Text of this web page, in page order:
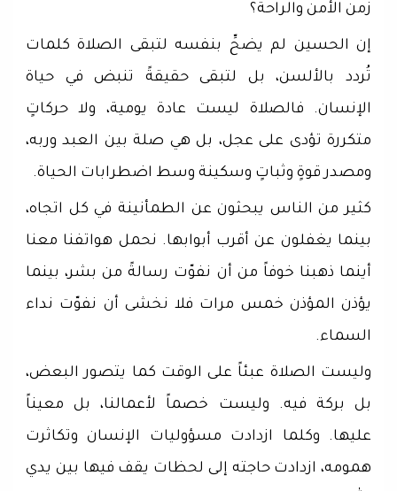
زمن الأمن والراحة؟
إن الحسين لم يضحِّ بنفسه لتبقى الصلاة كلمات
تُردد بالألسن، بل لتبقى حقيقةً تنبض في حياة
الإنسان. فالصلاة ليست عادة يومية، ولا حركاتٍ
متكررة تؤدى على عجل، بل هي صلة بين العبد وربه،
ومصدر قوةٍ وثباتٍ وسكينة وسط اضطرابات الحياة.
كثير من الناس يبحثون عن الطمأنينة في كل اتجاه،
بينما يغفلون عن أقرب أبوابها. نحمل هواتفنا معنا
أينما ذهبنا خوفاً من أن نفوّت رسالةً من بشر، بينما
يؤذن المؤذن خمس مرات فلا نخشى أن نفوّت نداء
السماء.
وليست الصلاة عبئاً على الوقت كما يتصور البعض،
بل بركة فيه. وليست خصماً لأعمالنا، بل معيناً
عليها. وكلما ازدادت مسؤوليات الإنسان وتكاثرت
همومه، ازدادت حاجته إلى لحظات يقف فيها بين يدي